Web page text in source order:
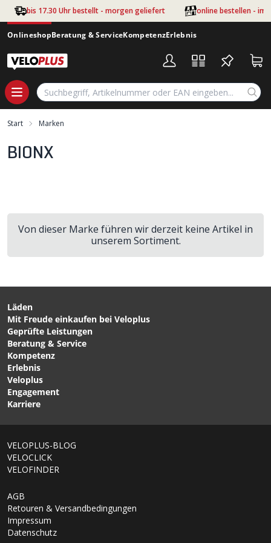
Zum Hauptinhalt springen
bis 17.30 Uhr bestellt - morgen geliefert online bestellen - im
OnlineshopBeratung & ServiceKompetenzErlebnis
Start Marken
BIONX
Von dieser Marke führen wir derzeit keine Artikel in
unserem Sortiment.
Läden
Mit Freude einkaufen bei Veloplus
Geprüfte Leistungen
Beratung & Service
Kompetenz
Erlebnis
Veloplus
Engagement
Karriere
VELOPLUS-BLOG
VELOCLICK
VELOFINDER
AGB
Retouren & Versandbedingungen
Impressum
Datenschutz